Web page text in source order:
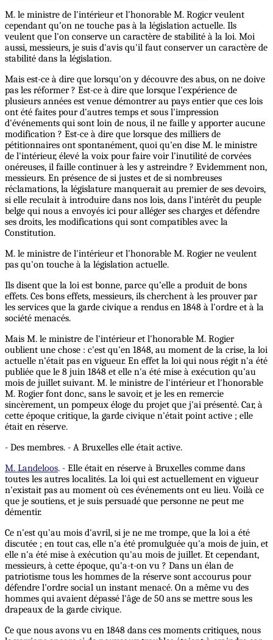
M. le ministre de l'intérieur et l'honorable M. Rogicr veulent
cependant qu’on ne touche pas à la législation actuelle. Ils
veulent que l'on conserve un caractère de stabilité à la loi. Moi
aussi, messieurs, je suis d'avis qu'il faut conserver un caractère de
stabilité dans la législation.
Mais est-ce à dire que lorsqu'on y découvre des abus, on ne doive
pas les réformer ? Est-ce à dire que lorsque l'expérience de
plusieurs années est venue démontrer au pays entier que ces lois
ont été faites pour d'autres temps et sous l'impression
d'événements qui sont loin de nous, il ne faille y apporter aucune
modification ? Est-ce à dire que lorsque des milliers de
pétitionnaires ont spontanément, quoi qu'en dise M. le ministre
de l'intérieur, élevé la voix pour faire voir l'inutilité de corvées
onéreuses, il faille continuer à les y astreindre ? Evidemment non,
messieurs. En présence de si justes et de si nombreuses
réclamations, la législature manquerait au premier de ses devoirs,
si elle reculait à introduire dans nos lois, dans l'intérêt du peuple
belge qui nous a envoyés ici pour alléger ses charges et défendre
ses droits, les modifications qui sont compatibles avec la
Constitution.
M. le ministre de l'intérieur et l'honorable M. Rogier ne veulent
pas qu'on touche à la législation actuelle.
Ils disent que la loi est bonne, parce qu’elle a produit de bons
effets. Ces bons effets, messieurs, ils cherchent à les prouver par
les services que la garde civique a rendus en 1848 à l'ordre et à la
société menacés.
Mais M. le ministre de l'intérieur et l'honorable M. Rogier
oublient une chose : c'est qu'en 1848, au moment de la crise, la loi
actuelle n'était pas en vigueur. En effet la loi qui nous régit n'a été
publiée que le 8 juin 1848 et elle n'a été mise à exécution qu'au
mois de juillet suivant. M. le ministre de l'intérieur et l'honorable
M. Rogier font donc, sans le savoir, et je les en remercie
sincèrement, un pompeux éloge du projet que j'ai présenté. Car, à
cette époque critique, la garde civique n'était point active ; elle
était en réserve.
- Des membres. - A Bruxelles elle était active.
M. Landeloos. - Elle était en réserve à Bruxelles comme dans
toutes les autres localités. La loi qui est actuellement en vigueur
n'existait pas au moment où ces événements ont eu lieu. Voilà ce
que je soutiens, et je suis persuadé que personne ne peut me
démentir.
Ce n'est qu'au mois d'avril, si je ne me trompe, que la loi a été
discutée ; en tout cas, elle n'a été promulguée qu'a mois de juin, et
elle n'a été mise à exécution qu'au mois de juillet. Et cependant,
messieurs, à cette époque, qu'a-t-on vu ? Dans un élan de
patriotisme tous les hommes de la réserve sont accourus pour
défendre l'ordre social un instant menacé. On a même vu des
hommes qui avaient dépassé l'âge de 50 ans se mettre sous les
drapeaux de la garde civique.
Ce que nous avons vu en 1848 dans ces moments critiques, nous